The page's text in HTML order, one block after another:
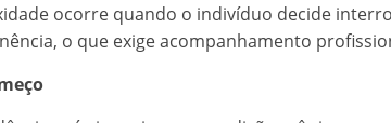
ocorre quando o indivíduo decide
o que exige acompanhamento